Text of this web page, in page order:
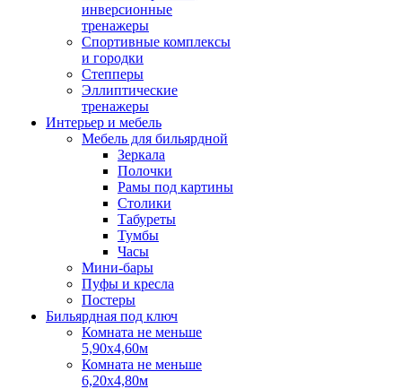
инверсионные
тренажеры
Спортивные комплексы
и городки
Степперы
Эллиптические
тренажеры
Интерьер и мебель
Мебель для бильярдной
Зеркала
Полочки
Рамы под картины
Столики
Табуреты
Тумбы
Часы
Мини-бары
Пуфы и кресла
Постеры
Бильярдная под ключ
Комната не меньше
5,90х4,60м
Комната не меньше
6,20х4,80м